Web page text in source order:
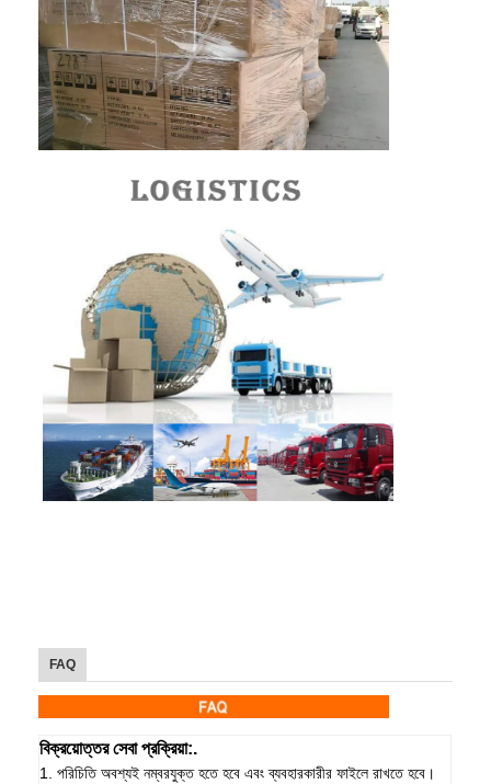
FAQ
বিক্রয়োত্তর সেবা প্রক্রিয়া:.
1. পরিচিতি অবশ্যই নম্বরযুক্ত হতে হবে এবং ব্যবহারকারীর ফাইলে রাখতে হবে।